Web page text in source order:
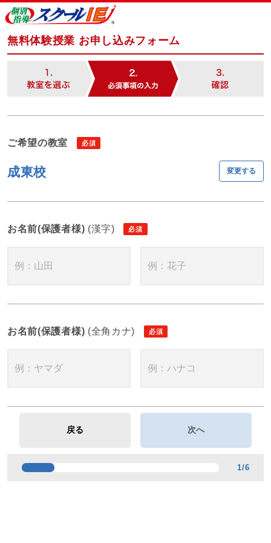
無料体験授業 お申し込みフォーム
ご希望の教室
成東校 変更する
お名前(保護者様) (漢字)
お名前(保護者様) (全角カナ)
1/6